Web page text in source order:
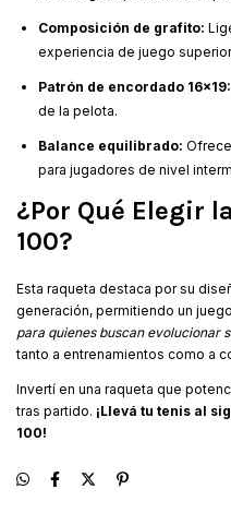
Composición de grafito:
experiencia de juego
Patrón de encordado 16x19:
de la pelota.
Balance equilibrado:
para jugadores de nivel
¿Por Qué Elegir
100?
Esta raqueta destaca por su
generación, permitiendo un
para quienes buscan evolucionar
tanto a entrenamientos como a
Invertí en una raqueta que
tras partido. ¡Llevá tu tenis al
100!